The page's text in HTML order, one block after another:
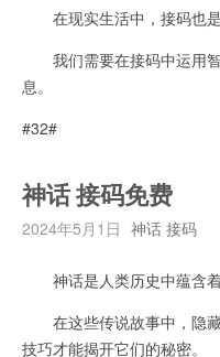
在现实生活中，接码也是
我们需要在接码中运用智
息。
#32#
神话 接码免费
2024年5月1日 神话 接码
神话是人类历史中蕴含着
在这些传说故事中，隐藏
技巧才能揭开它们的秘密。